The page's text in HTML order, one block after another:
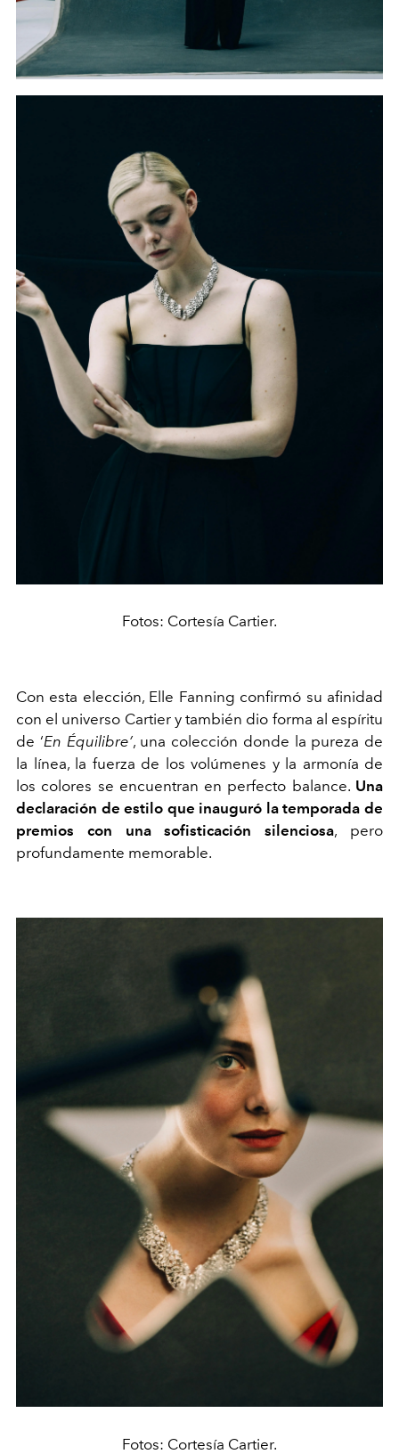
Fotos: Cortesía Cartier.
Con esta elección, Elle Fanning confirmó su afinidad
con el universo Cartier y también dio forma al espíritu
de ‘En Équilibre’, una colección donde la pureza de
la línea, la fuerza de los volúmenes y la armonía de
los colores se encuentran en perfecto balance. Una
declaración de estilo que inauguró la temporada de
premios con una sofisticación silenciosa, pero
profundamente memorable.
Fotos: Cortesía Cartier.